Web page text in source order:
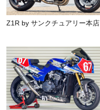
Z1R by サンクチュアリー本店